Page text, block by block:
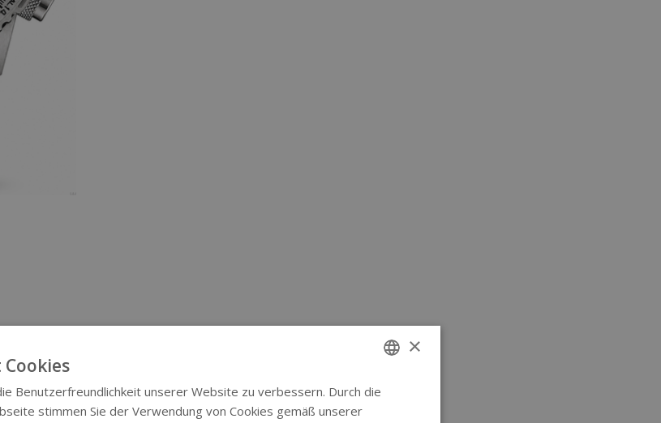
ENGLISH
×
Benutzerfreundlichkeit unserer Website zu verbessern. Durch die
stimmen Sie der Verwendung von Cookies gemäß unserer